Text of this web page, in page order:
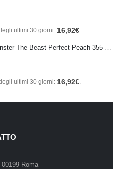
ultimi 30 giorni: 16,92€.
ultimi 30 giorni: 16,92€.
Roma